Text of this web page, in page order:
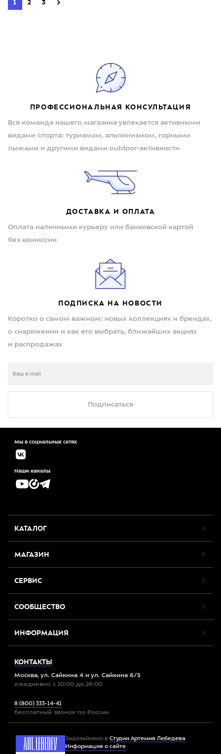
1 2 3
ПРОФЕССИОНАЛЬНАЯ КОНСУЛЬТАЦИЯ
Вся команда нашего магазина увлекается активными
видами спорта: туризмом, альпинизмом, горными
лыжами и другими видами outdoor-активности
ДОСТАВКА И ОПЛАТА
Оплата наличными курьеру или банковской картой
без комиссии
ПОДПИСКА НА НОВОСТИ
Коротко о самом важном: новых коллекциях и брендах,
о снаряжении и как его выбрать, ближайших акциях
и распродажах
Подписаться
Мы в социальных сетях
Наши каналы
КАТАЛОГ
МАГАЗИН
СЕРВИС
СООБЩЕСТВО
ИНФОРМАЦИЯ
КОНТАКТЫ
Москва, ул. Сайкина 4 и ул. Сайкина 6/5
ежедневно с 10:00 до 24:00
8 (800) 333-14-41
бесплатный звонок по России
Задизайнено в Студии Артемия Лебедева
Информация о сайте